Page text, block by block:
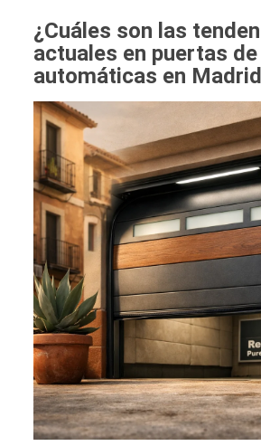
¿Cuáles son las
actuales en puertas
automáticas en